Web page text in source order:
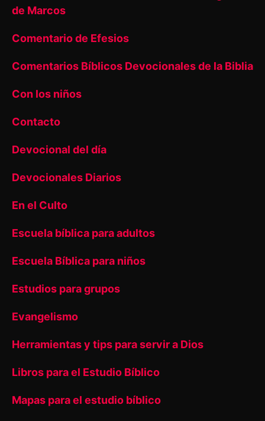
de Marcos
Comentario de Efesios
Comentarios Bíblicos Devocionales de la Biblia
Con los niños
Contacto
Devocional del día
Devocionales Diarios
En el Culto
Escuela bíblica para adultos
Escuela Bíblica para niños
Estudios para grupos
Evangelismo
Herramientas y tips para servir a Dios
Libros para el Estudio Bíblico
Mapas para el estudio bíblico